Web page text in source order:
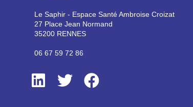
Le Saphir - Espace Santé Ambroise Croizat
27 Place Jean Normand
35200 RENNES
06 67 59 72 86